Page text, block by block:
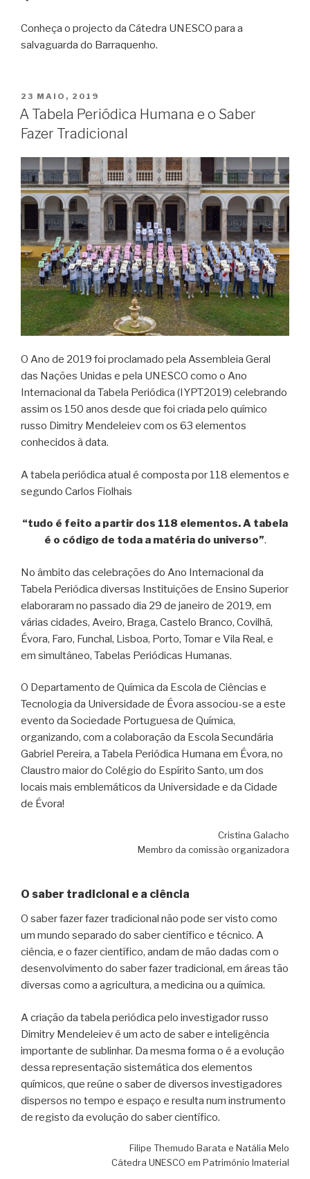
Conheça o projecto da Cátedra UNESCO para a
salvaguarda do Barraquenho.
PUBLICADO
EM
23 MAIO, 2019
A Tabela Periódica Humana e o Saber
Fazer Tradicional
O Ano de 2019 foi proclamado pela Assembleia Geral
das Nações Unidas e pela UNESCO como o Ano
Internacional da Tabela Periódica (IYPT2019) celebrando
assim os 150 anos desde que foi criada pelo químico
russo Dimitry Mendeleiev com os 63 elementos
conhecidos à data.
A tabela periódica atual é composta por 118 elementos e
segundo Carlos Fiolhais
“tudo é feito a partir dos 118 elementos. A tabela
é o código de toda a matéria do universo”.
No âmbito das celebrações do Ano Internacional da
Tabela Periódica diversas Instituições de Ensino Superior
elaboraram no passado dia 29 de janeiro de 2019, em
várias cidades, Aveiro, Braga, Castelo Branco, Covilhã,
Évora, Faro, Funchal, Lisboa, Porto, Tomar e Vila Real, e
em simultâneo, Tabelas Periódicas Humanas.
O Departamento de Química da Escola de Ciências e
Tecnologia da Universidade de Évora associou-se a este
evento da Sociedade Portuguesa de Química,
organizando, com a colaboração da Escola Secundária
Gabriel Pereira, a Tabela Periódica Humana em Évora, no
Claustro maior do Colégio do Espírito Santo, um dos
locais mais emblemáticos da Universidade e da Cidade
de Évora!
Cristina Galacho
Membro da comissão organizadora
O saber tradicional e a ciência
O saber fazer fazer tradicional não pode ser visto como
um mundo separado do saber científico e técnico. A
ciência, e o fazer científico, andam de mão dadas com o
desenvolvimento do saber fazer tradicional, em áreas tão
diversas como a agricultura, a medicina ou a química.
A criação da tabela periódica pelo investigador russo
Dimitry Mendeleiev é um acto de saber e inteligência
importante de sublinhar. Da mesma forma o é a evolução
dessa representação sistemática dos elementos
químicos, que reúne o saber de diversos investigadores
dispersos no tempo e espaço e resulta num instrumento
de registo da evolução do saber científico.
Filipe Themudo Barata e Natália Melo
Cátedra UNESCO em Património Imaterial